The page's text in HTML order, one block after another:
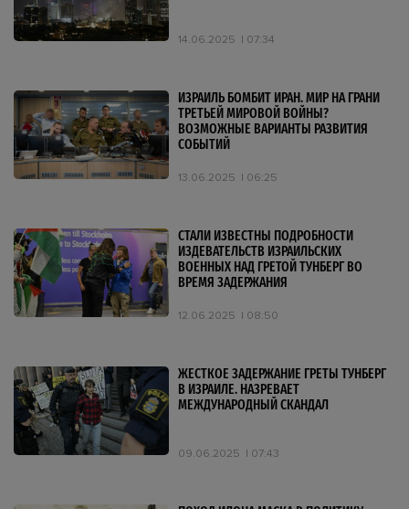
14.06.2025 07:34
ИЗРАИЛЬ БОМБИТ ИРАН. МИР НА ГРАНИ
ТРЕТЬЕЙ МИРОВОЙ ВОЙНЫ?
ВОЗМОЖНЫЕ ВАРИАНТЫ РАЗВИТИЯ
СОБЫТИЙ
13.06.2025 06:25
СТАЛИ ИЗВЕСТНЫ ПОДРОБНОСТИ
ИЗДЕВАТЕЛЬСТВ ИЗРАИЛЬСКИХ
ВОЕННЫХ НАД ГРЕТОЙ ТУНБЕРГ ВО
ВРЕМЯ ЗАДЕРЖАНИЯ
12.06.2025 08:50
ЖЕСТКОЕ ЗАДЕРЖАНИЕ ГРЕТЫ ТУНБЕРГ
В ИЗРАИЛЕ. НАЗРЕВАЕТ
МЕЖДУНАРОДНЫЙ СКАНДАЛ
09.06.2025 07:43